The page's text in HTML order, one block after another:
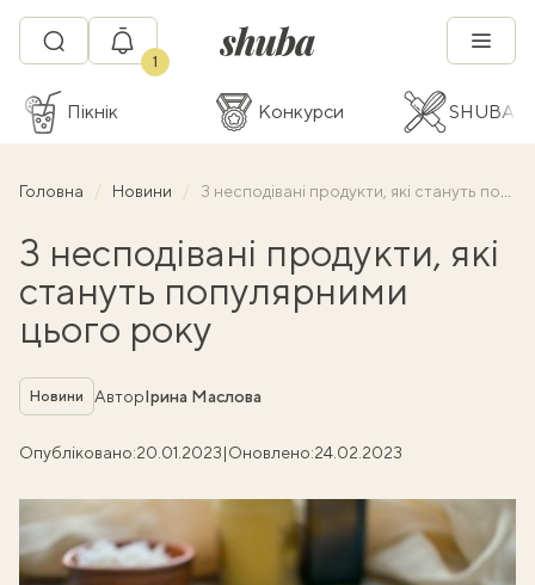
1
Пікнік Конкурси SHUBA
Головна Новини 3 несподівані продукти, які стануть популярними цього року
3 несподівані продукти, які
стануть популярними
цього року
Рубрика
Новини АвторІрина Маслова
Опубліковано:20.01.2023|Оновлено:24.02.2023